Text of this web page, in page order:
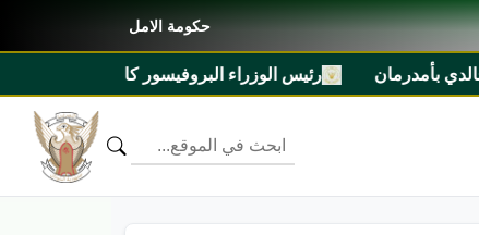
حكومة الامل
رئيس الوزراء البروفيسور كامل ادريس يشرّف مهرجان